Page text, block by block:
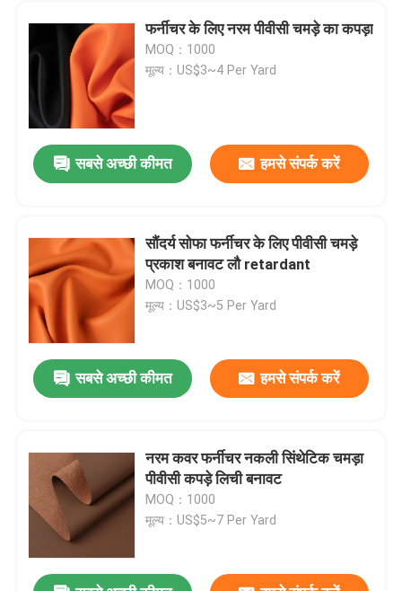
एक संदेश छोड़ें
फर्नीचर के लिए नरम पीवीसी चमड़े का कपड़ा
MOQ：1000
मूल्य：US$3~4 Per Yard
सबसे अच्छी कीमत हमसे संपर्क करें
सौंदर्य सोफा फर्नीचर के लिए पीवीसी चमड़े
प्रकाश बनावट लौ retardant
MOQ：1000
मूल्य：US$3~5 Per Yard
सबसे अच्छी कीमत हमसे संपर्क करें
नरम कवर फर्नीचर नकली सिंथेटिक चमड़ा
पीवीसी कपड़े लिची बनावट
MOQ：1000
मूल्य：US$5~7 Per Yard